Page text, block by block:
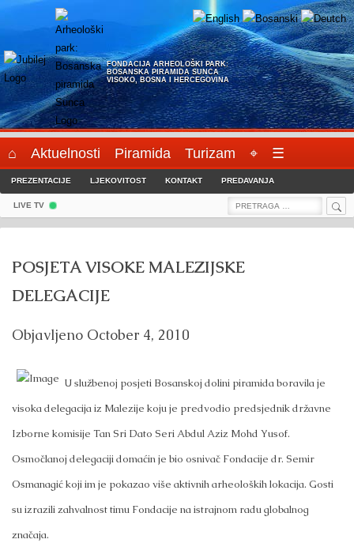
FONDACIJA ARHEOLOŠKI PARK:
BOSANSKA PIRAMIDA SUNCA
VISOKO, BOSNA I HERCEGOVINA
⌂ Aktuelnosti Piramida Turizam ⌖ ☰
PREZENTACIJE LJEKOVITOST KONTAKT PREDAVANJA
LIVE TV
Search
POSJETA VISOKE MALEZIJSKE
DELEGACIJE
Objavljeno October 4, 2010
U službenoj posjeti Bosanskoj dolini piramida boravila je
visoka delegacija iz Malezije koju je predvodio predsjednik državne
Izborne komisije Tan Sri Dato Seri Abdul Aziz Mohd Yusof.
Osmočlanoj delegaciji domaćin je bio osnivač Fondacije dr. Semir
Osmanagić koji im je pokazao više aktivnih arheoloških lokacija. Gosti
su izrazili zahvalnost timu Fondacije na istrajnom radu globalnog
značaja.